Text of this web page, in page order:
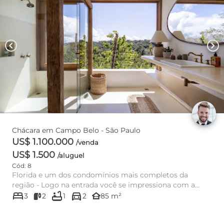
chevron_left chevron_right
Chácara em Campo Belo - São Paulo
US$ 1.100.000 /venda
US$ 1.500 /aluguel
Cód: 8
Florida e um dos condomínios mais completos da
região - Logo na entrada você se impressiona com a
grandeza do empreendim...
bed3 2 bathtub1 directions_car2 other_houses85 m²